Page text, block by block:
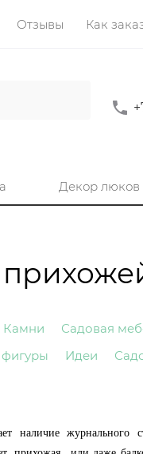
Отзывы Как
Декор люков
Камни Садовая
Идеи
наличие журнального